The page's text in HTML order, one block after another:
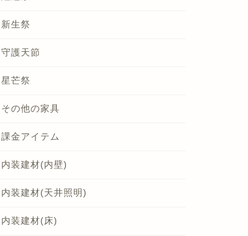
新生祭
守護天節
星芒祭
その他の家具
課金アイテム
内装建材(内壁)
内装建材(天井照明)
内装建材(床)